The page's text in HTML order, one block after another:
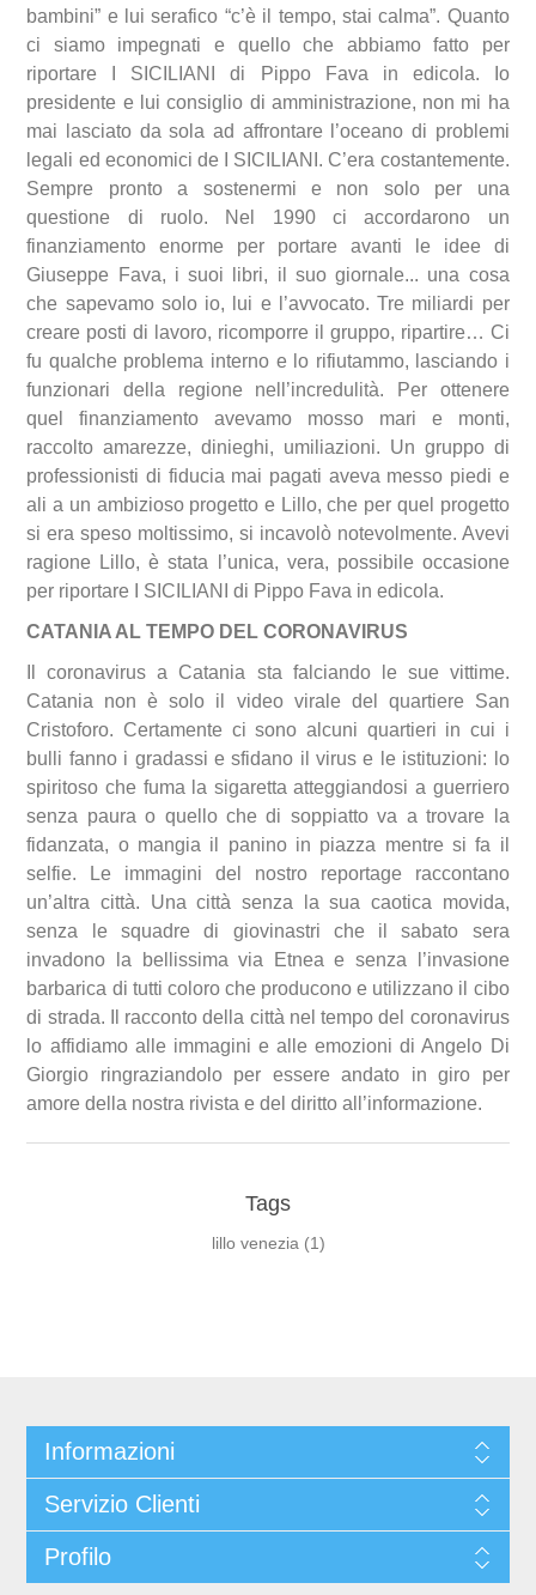
bambini” e lui serafico “c’è il tempo, stai calma”. Quanto
ci siamo impegnati e quello che abbiamo fatto per
riportare I SICILIANI di Pippo Fava in edicola. Io
presidente e lui consiglio di amministrazione, non mi ha
mai lasciato da sola ad affrontare l’oceano di problemi
legali ed economici de I SICILIANI. C’era costantemente.
Sempre pronto a sostenermi e non solo per una
questione di ruolo. Nel 1990 ci accordarono un
finanziamento enorme per portare avanti le idee di
Giuseppe Fava, i suoi libri, il suo giornale... una cosa
che sapevamo solo io, lui e l’avvocato. Tre miliardi per
creare posti di lavoro, ricomporre il gruppo, ripartire… Ci
fu qualche problema interno e lo rifiutammo, lasciando i
funzionari della regione nell’incredulità. Per ottenere
quel finanziamento avevamo mosso mari e monti,
raccolto amarezze, dinieghi, umiliazioni. Un gruppo di
professionisti di fiducia mai pagati aveva messo piedi e
ali a un ambizioso progetto e Lillo, che per quel progetto
si era speso moltissimo, si incavolò notevolmente. Avevi
ragione Lillo, è stata l’unica, vera, possibile occasione
per riportare I SICILIANI di Pippo Fava in edicola.
CATANIA AL TEMPO DEL CORONAVIRUS
Il coronavirus a Catania sta falciando le sue vittime.
Catania non è solo il video virale del quartiere San
Cristoforo. Certamente ci sono alcuni quartieri in cui i
bulli fanno i gradassi e sfidano il virus e le istituzioni: lo
spiritoso che fuma la sigaretta atteggiandosi a guerriero
senza paura o quello che di soppiatto va a trovare la
fidanzata, o mangia il panino in piazza mentre si fa il
selfie. Le immagini del nostro reportage raccontano
un’altra città. Una città senza la sua caotica movida,
senza le squadre di giovinastri che il sabato sera
invadono la bellissima via Etnea e senza l’invasione
barbarica di tutti coloro che producono e utilizzano il cibo
di strada. Il racconto della città nel tempo del coronavirus
lo affidiamo alle immagini e alle emozioni di Angelo Di
Giorgio ringraziandolo per essere andato in giro per
amore della nostra rivista e del diritto all’informazione.
Tags
lillo venezia (1)
Informazioni
Servizio Clienti
Profilo